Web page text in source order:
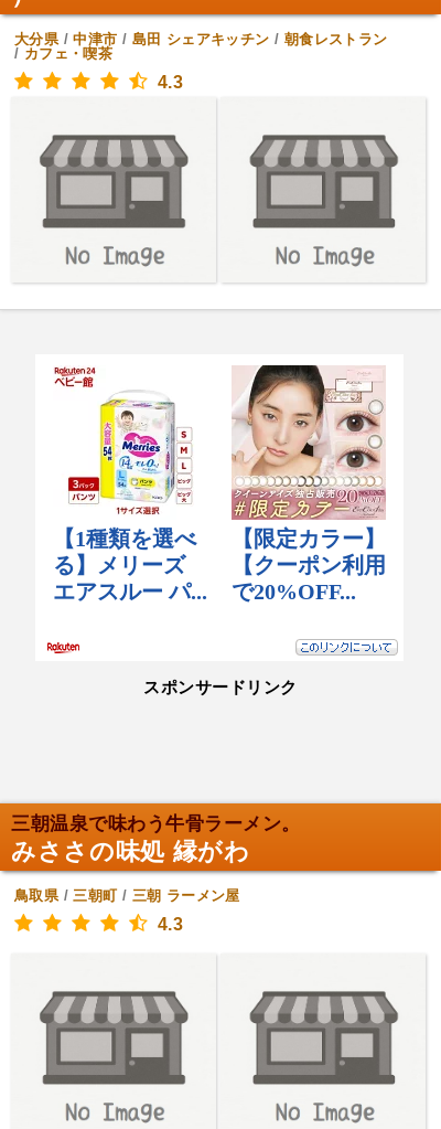
大分県/中津市 / 島田 シェアキッチン / 朝食レストラン
/ カフェ・喫茶
4.3
スポンサードリンク
三朝温泉で味わう牛骨ラーメン。
みささの味処 縁がわ
鳥取県/三朝町/ 三朝 ラーメン屋
4.3